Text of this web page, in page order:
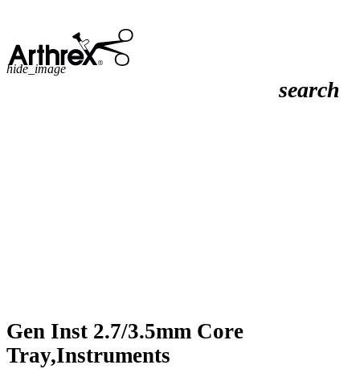
search
hide_image
Gen Inst 2.7/3.5mm Core
Tray,Instruments